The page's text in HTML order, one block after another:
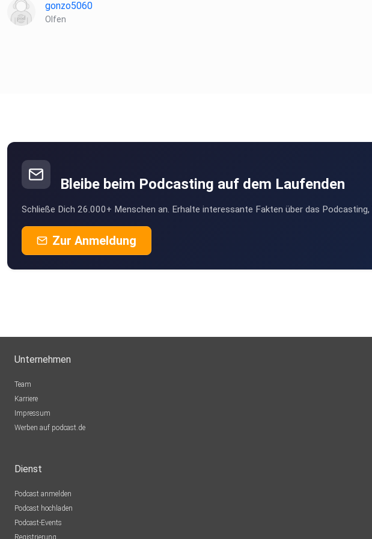
gonzo5060
Olfen
Bleibe beim Podcasting auf dem Laufenden
Schließe Dich 26.000+ Menschen an. Erhalte interessante Fakten über das
Zur Anmeldung
Unternehmen
Team
Karriere
Impressum
Werben auf podcast.de
Dienst
Podcast anmelden
Podcast hochladen
Podcast-Events
Registrierung